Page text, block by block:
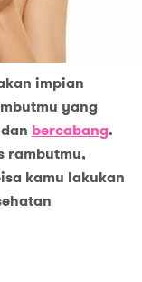
impian
yang
bercabang.
rambutmu,
kamu lakukan